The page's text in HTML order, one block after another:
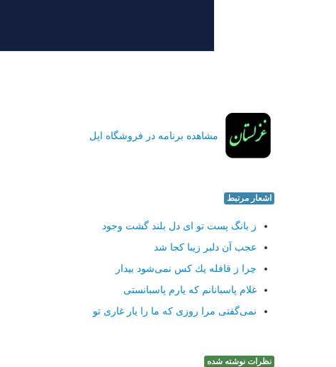
مشاهده برنامه در فروشگاه اپل
اشعار مرتبط
ز بانگ پست تو ای دل بلند گشت وجود
عجب آن دلبر زیبا كجا شد
چرا ز قافله یك كس نمی‌شود بیدار
غلام پاسبانانم كه یارم پاسبانستی
نمی‌گفتی مرا روزی كه ما را یار غاری تو
نظرات نوشته شده